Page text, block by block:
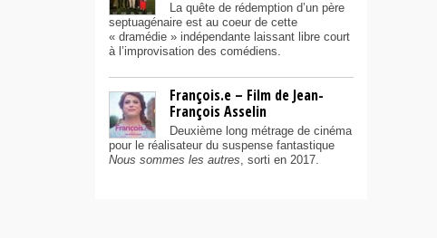
La quête de rédemption d’un père
septuagénaire est au coeur de cette
« dramédie » indépendante laissant libre court
à l’improvisation des comédiens.
François.e – Film de Jean-
François Asselin
Deuxième long métrage de cinéma
pour le réalisateur du suspense fantastique
Nous sommes les autres, sorti en 2017.